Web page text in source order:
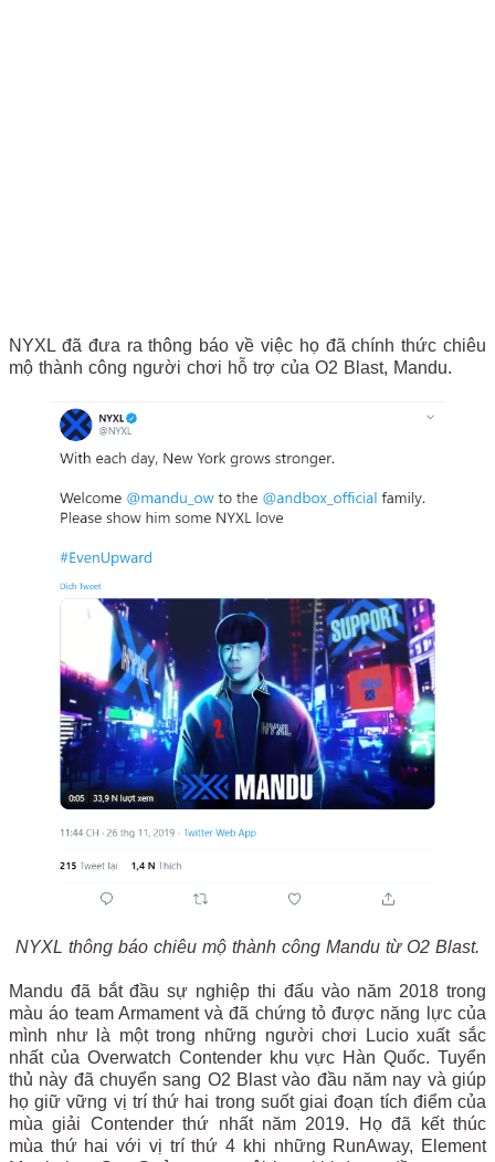
NYXL đã đưa ra thông báo về việc họ đã chính thức chiêu
mộ thành công người chơi hỗ trợ của O2 Blast, Mandu.
NYXL thông báo chiêu mộ thành công Mandu từ O2 Blast.
Mandu đã bắt đầu sự nghiệp thi đấu vào năm 2018 trong
màu áo team Armament và đã chứng tỏ được năng lực của
mình như là một trong những người chơi Lucio xuất sắc
nhất của Overwatch Contender khu vực Hàn Quốc. Tuyển
thủ này đã chuyển sang O2 Blast vào đầu năm nay và giúp
họ giữ vững vị trí thứ hai trong suốt giai đoạn tích điểm của
mùa giải Contender thứ nhất năm 2019. Họ đã kết thúc
mùa thứ hai với vị trí thứ 4 khi những RunAway, Element